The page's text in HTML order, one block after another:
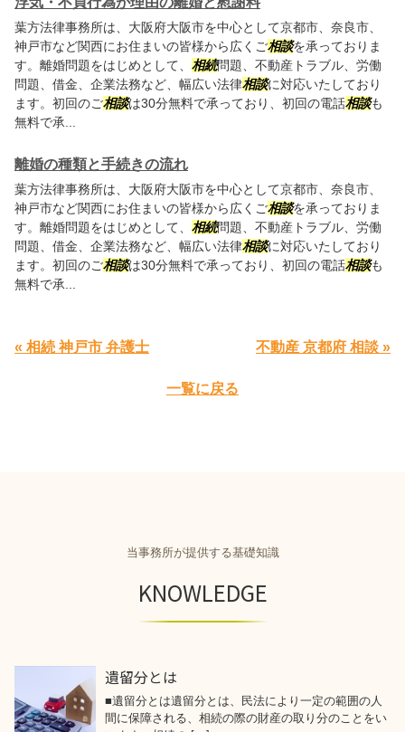
葉方法律事務所は、大阪府大阪市を中心として京都市、奈良市、
神戸市など関西にお住まいの皆様から広くご相談を承っておりま
す。離婚問題をはじめとして、 相続問題、不動産トラブル、労働
問題、借金、企業法務など、幅広い法律相談に対応いたしており
ます。初回のご相談は30分無料で承っており、初回の電話相談も
無料で承...
離婚の種類と手続きの流れ
葉方法律事務所は、大阪府大阪市を中心として京都市、奈良市、
神戸市など関西にお住まいの皆様から広くご相談を承っておりま
す。離婚問題をはじめとして、 相続問題、不動産トラブル、労働
問題、借金、企業法務など、幅広い法律相談に対応いたしており
ます。初回のご相談は30分無料で承っており、初回の電話相談も
無料で承...
« 相続 神戸市 弁護士 不動産 京都府 相談 »
一覧に戻る
当事務所が提供する基礎知識
KNOWLEDGE
遺留分とは
■遺留分とは遺留分とは、民法により一定の範囲の人
間に保障される、相続の際の財産の取り分のことをい